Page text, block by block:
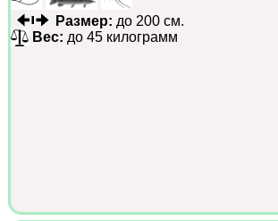
Размер: до 200 см.
Вес: до 45 килограмм